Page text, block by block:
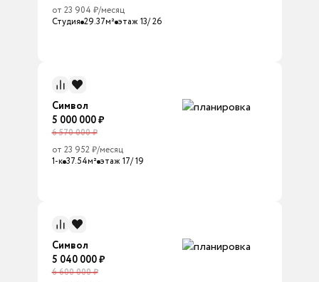
от 23 904 ₽/месяц
Студия 29.37м² этаж 13/ 26
Символ
5 000 000 ₽
6 570 000 ₽
от 23 952 ₽/месяц
1-к 37.54м² этаж 17/ 19
Символ
5 040 000 ₽
6 600 000 ₽